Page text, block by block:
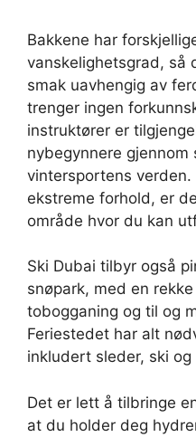
Bakkene har
vanskelighetsgrad, så
smak uavhengig av
trenger ingen
instruktører er
nybegynnere
vintersportens verden.
ekstreme forhold, er
område hvor du kan
Ski Dubai tilbyr også
snøpark, med en
tobogganing og til og
Feriestedet har alt
inkludert sleder, ski
Det er lett å tilbringe
at du holder deg